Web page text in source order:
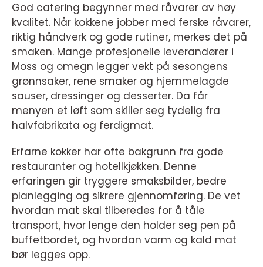
God catering begynner med råvarer av høy
kvalitet. Når kokkene jobber med ferske råvarer,
riktig håndverk og gode rutiner, merkes det på
smaken. Mange profesjonelle leverandører i
Moss og omegn legger vekt på sesongens
grønnsaker, rene smaker og hjemmelagde
sauser, dressinger og desserter. Da får
menyen et løft som skiller seg tydelig fra
halvfabrikata og ferdigmat.
Erfarne kokker har ofte bakgrunn fra gode
restauranter og hotellkjøkken. Denne
erfaringen gir tryggere smaksbilder, bedre
planlegging og sikrere gjennomføring. De vet
hvordan mat skal tilberedes for å tåle
transport, hvor lenge den holder seg pen på
buffetbordet, og hvordan varm og kald mat
bør legges opp.